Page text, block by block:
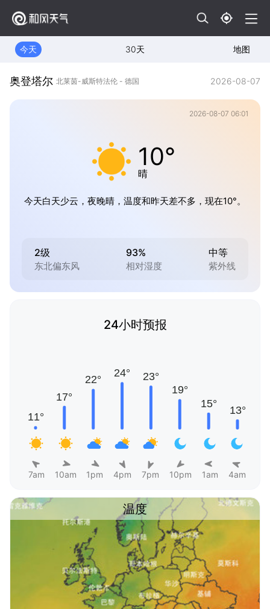
今天 30天 地图
奥登塔尔 北莱茵-威斯特法伦 - 德国 2026-08-07
2026-08-07 06:01
10°
晴
今天白天少云，夜晚晴，温度和昨天差不多，现在10°。
2级
东北偏东风
93%
相对湿度
中等
紫外线
24小时预报
7am 10am 1pm 4pm 7pm 10pm 1am 4am
温度